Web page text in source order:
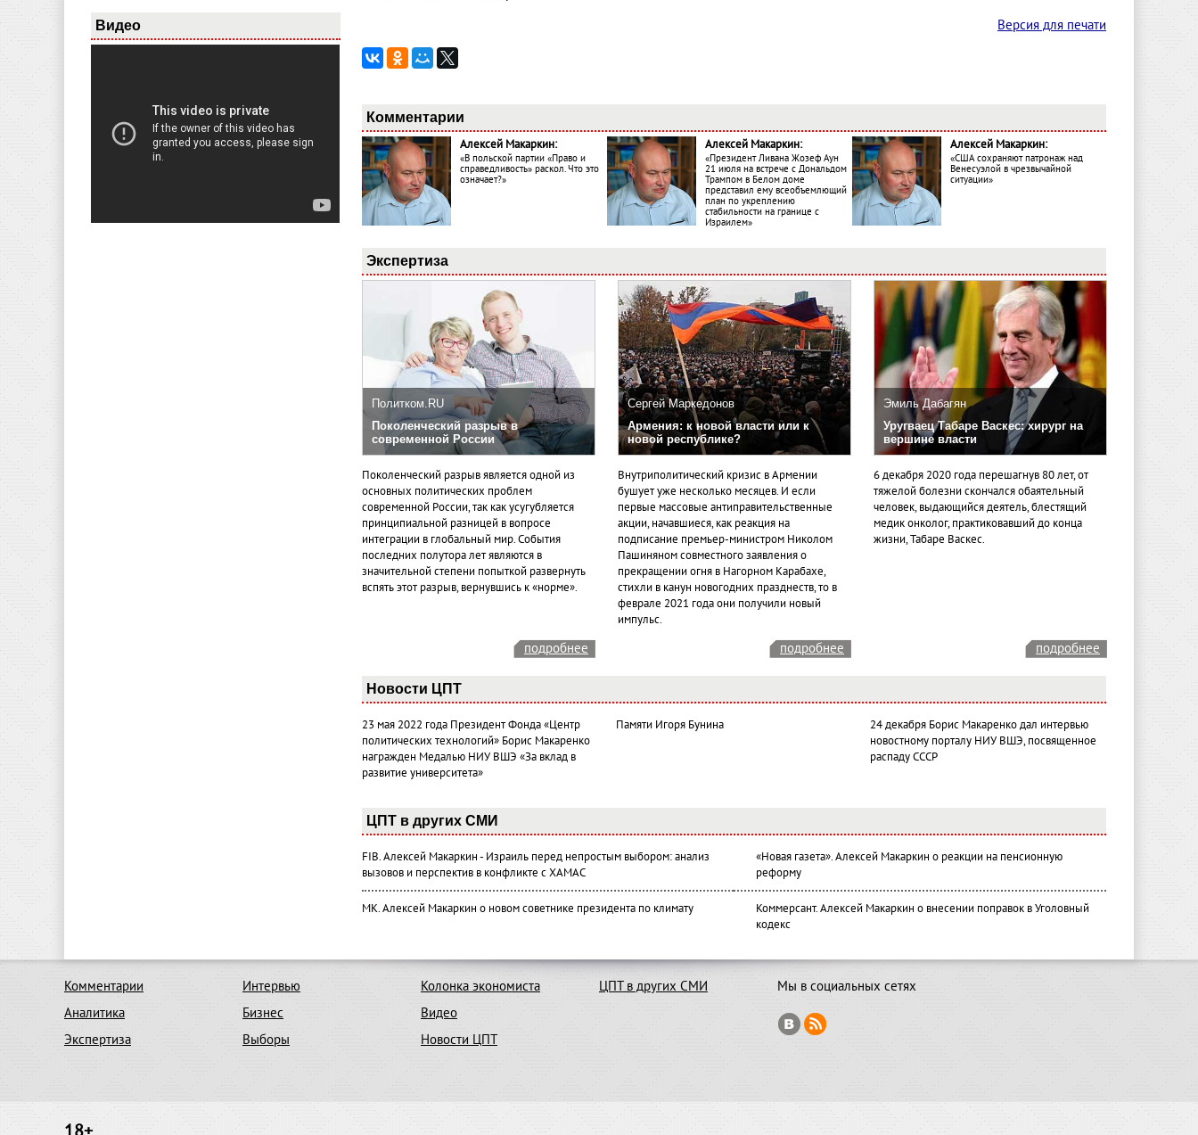
Видео
Версия для печати
Комментарии
Алексей Макаркин:
«В польской партии «Право и
справедливость» раскол. Что это
означает?»
Алексей Макаркин:
«Президент Ливана Жозеф Аун
21 июля на встрече с Дональдом
Трампом в Белом доме
представил ему всеобъемлющий
план по укреплению
стабильности на границе с
Израилем»
Алексей Макаркин:
«США сохраняют патронаж над
Венесуэлой в чрезвычайной
ситуации»
Экспертиза
Политком.RU
Поколенческий разрыв в
современной России
Поколенческий разрыв является одной из
основных политических проблем
современной России, так как усугубляется
принципиальной разницей в вопросе
интеграции в глобальный мир. События
последних полутора лет являются в
значительной степени попыткой развернуть
вспять этот разрыв, вернувшись к «норме».
Сергей Маркедонов
Армения: к новой власти или к
новой республике?
Внутриполитический кризис в Армении
бушует уже несколько месяцев. И если
первые массовые антиправительственные
акции, начавшиеся, как реакция на
подписание премьер-министром Николом
Пашиняном совместного заявления о
прекращении огня в Нагорном Карабахе,
стихли в канун новогодних празднеств, то в
феврале 2021 года они получили новый
импульс.
Эмиль Дабагян
Уругваец Табаре Васкес: хирург на
вершине власти
6 декабря 2020 года перешагнув 80 лет, от
тяжелой болезни скончался обаятельный
человек, выдающийся деятель, блестящий
медик онколог, практиковавший до конца
жизни, Табаре Васкес.
подробнее подробнее подробнее
Новости ЦПТ
23 мая 2022 года Президент Фонда «Центр
политических технологий» Борис Макаренко
награжден Медалью НИУ ВШЭ «За вклад в
развитие университета»
Памяти Игоря Бунина
24 декабря Борис Макаренко дал интервью
новостному порталу НИУ ВШЭ, посвященное
распаду СССР
ЦПТ в других СМИ
FIB. Алексей Макаркин - Израиль перед непростым выбором: анализ
вызовов и перспектив в конфликте с ХАМАС
«Новая газета». Алексей Макаркин о реакции на пенсионную
реформу
МК. Алексей Макаркин о новом советнике президента по климату
Коммерсант. Алексей Макаркин о внесении поправок в Уголовный
кодекс
Комментарии
Аналитика
Экспертиза
Интервью
Бизнес
Выборы
Колонка экономиста
Видео
Новости ЦПТ
ЦПТ в других СМИ Мы в социальных сетях